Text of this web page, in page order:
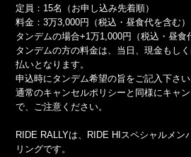
定員：15名（お申し込み先着順）
料金：3万3,000円（税込・昼食代を含む）
タンデムの場合+1万1,000円（税込・昼食
タンデムの方の料金は、当日、現金もし
払いとなります。
申込時にタンデム希望の旨をご記入下さい
通常のキャンセルポリシーと同様にキャ
で、ご注意ください。
RIDE RALLYは、RIDE HIスペシャルメン
リングです。